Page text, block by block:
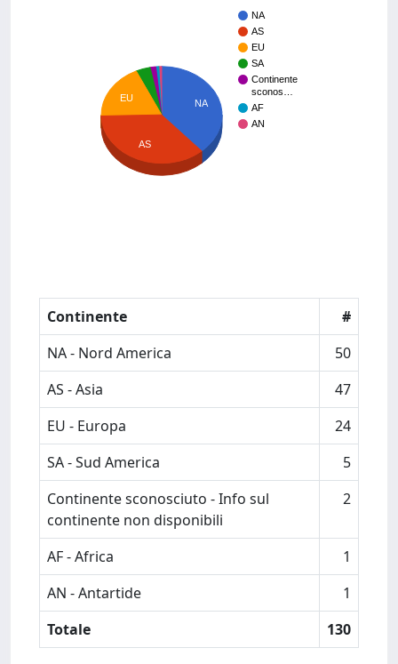
NA
AS
EU
SA
Continente
sconos…
AF
AN
NA
EU
AS
Continente
#
NA - Nord America
50
AS - Asia
47
EU - Europa
24
SA - Sud America
5
Continente sconosciuto - Info sul
continente non disponibili
2
AF - Africa
1
AN - Antartide
1
Totale
130